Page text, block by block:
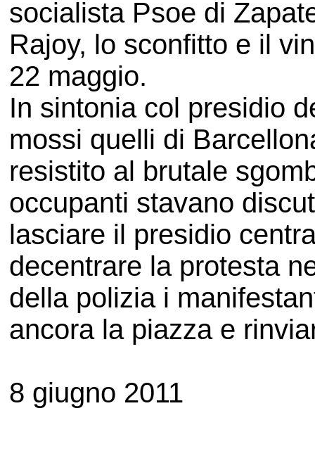
socialista Psoe di
Rajoy, lo sconfitto e il
22 maggio.
In sintonia col presidio
mossi quelli di
resistito al brutale
occupanti stavano
lasciare il presidio
decentrare la protesta
della polizia i
ancora la piazza e
8 giugno 2011